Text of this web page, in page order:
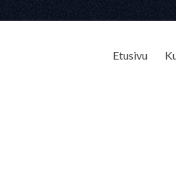
Etusivu